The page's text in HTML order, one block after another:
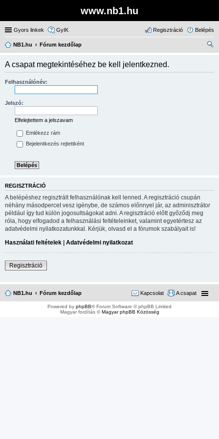
www.nb1.hu
Gyors linkek GyIK Belépés
Regisztráció
NB1.hu
Fórum kezdőlap
A csapat megtekintéséhez be kell jelentkezned.
Felhasználónév:
Jelszó:
Elfelejtettem a jelszavam
Emlékezz rám
Bejelentkezés rejtettként
REGISZTRÁCIÓ
A belépéshez regisztrált felhasználónak kell lenned. A regisztráció csupán
néhány másodpercet vesz igénybe, de számos előnnyel jár, az adminisztrátor
például így tud külön jogosultságokat adni. A regisztráció előtt győződj meg
róla, hogy elfogadod a felhasználási feltételeinket, valamint egyetértesz az
adatvédelmi nyilatkozatunkkal. Kérjük, olvasd el a fórumok szabályait is!
Használati feltételek | Adatvédelmi nyilatkozat
Regisztráció
NB1.hu Fórum kezdőlap A csapat
Kapcsolat
Powered by phpBB® Forum Software © phpBB Limited
Magyar fordítás ©Magyar phpBB Közösség